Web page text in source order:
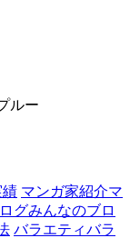
ルー
績 マンガ家紹介マ
グみんなのブロ
バラエティバラ